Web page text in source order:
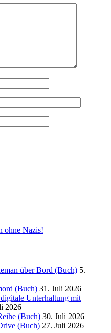
über Bord (Buch) 5.
(Buch) 31. Juli 2026
Unterhaltung mit
2026
(Buch) 30. Juli 2026
(Buch) 27. Juli 2026